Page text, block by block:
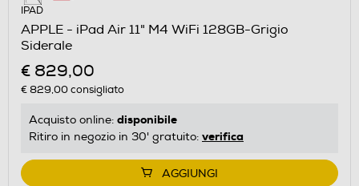
IPAD
APPLE - iPad Air 11" M4 WiFi 128GB-Grigio
Siderale
€ 829,00
€ 829,00consigliato
Acquisto online: disponibile
Ritiro in negozio in 30' gratuito: verifica
AGGIUNGI